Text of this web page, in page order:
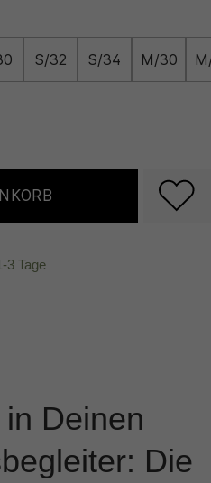
S/32 S/34 M/30
3 Tage
Deinen
Die